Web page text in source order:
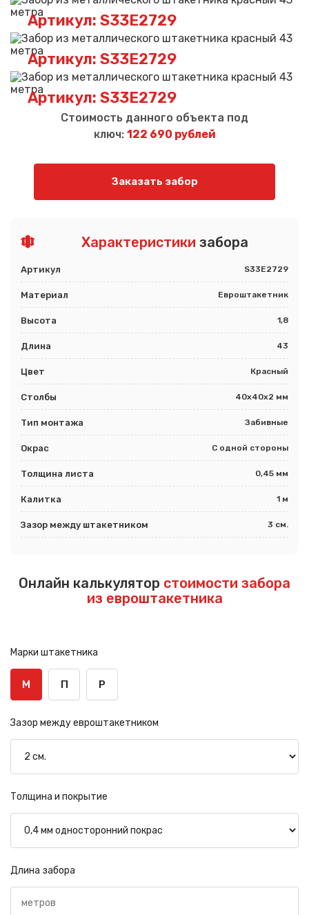
Артикул: S33E2729
Артикул: S33E2729
Артикул: S33E2729
Стоимость данного объекта под
ключ: 122 690 рублей
Заказать забор
Характеристики забора
Артикул S33E2729
Материал Евроштакетник
Высота 1,8
Длина 43
Цвет Красный
Столбы 40х40х2 мм
Тип монтажа Забивные
Окрас С одной стороны
Толщина листа 0,45 мм
Калитка 1 м
Зазор между штакетником 3 см.
Онлайн калькулятор стоимости забора
из евроштакетника
Марки штакетника
М П Р
Зазор между евроштакетником
Толщина и покрытие
Длина забора